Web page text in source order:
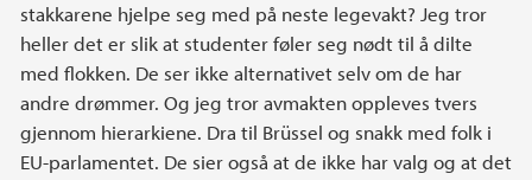
stakkarene hjelpe seg med på neste legevakt? Jeg tror
heller det er slik at studenter føler seg nødt til å dilte
med flokken. De ser ikke alternativet selv om de har
andre drømmer. Og jeg tror avmakten oppleves tvers
gjennom hierarkiene. Dra til Brüssel og snakk med folk i
EU-parlamentet. De sier også at de ikke har valg og at det